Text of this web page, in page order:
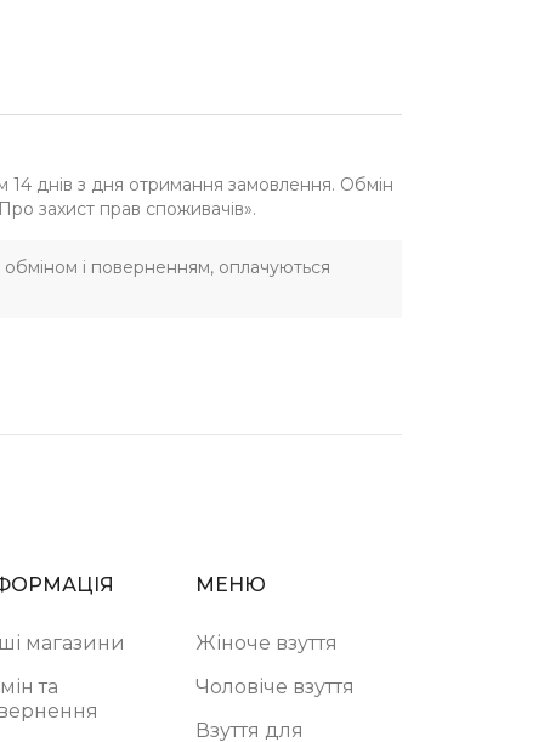
днів з дня отримання замовлення. Обмін
захист прав споживачів».
обміном і поверненням, оплачуються
магазини
та
МЕНЮ
Жіноче взуття
Чоловіче взуття
Взуття для